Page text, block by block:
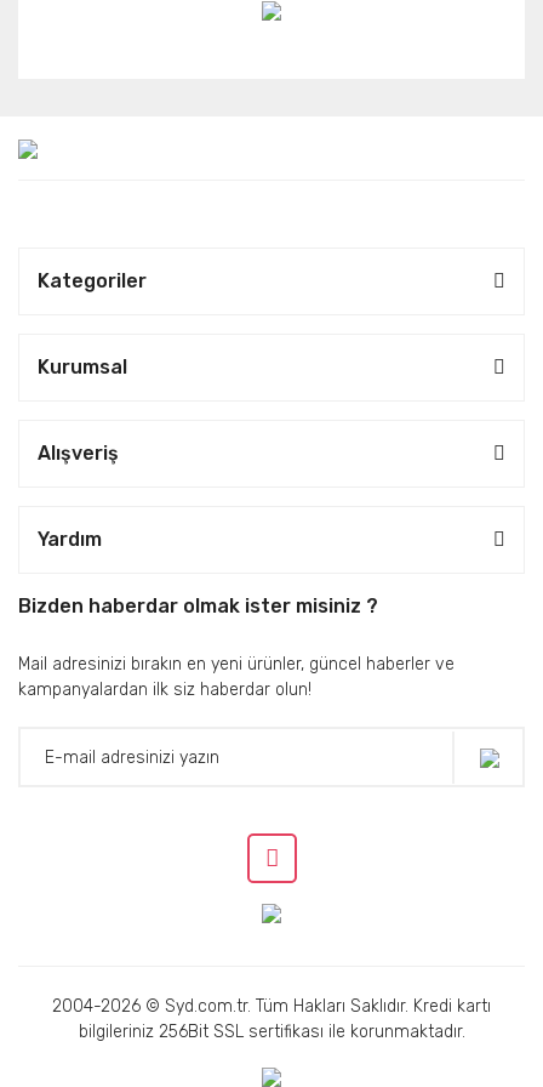
Kategoriler
Kurumsal
Alışveriş
Yardım
Bizden haberdar olmak ister misiniz ?
Mail adresinizi bırakın en yeni ürünler, güncel haberler ve
kampanyalardan ilk siz haberdar olun!
2004-2026 © Syd.com.tr. Tüm Hakları Saklıdır. Kredi kartı
bilgileriniz 256Bit SSL sertifikası ile korunmaktadır.